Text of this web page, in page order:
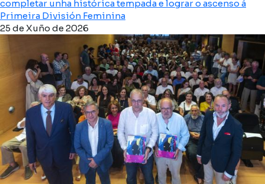
completar unha histórica tempada e lograr o ascenso á
Primeira División Feminina
25 de Xuño de 2026